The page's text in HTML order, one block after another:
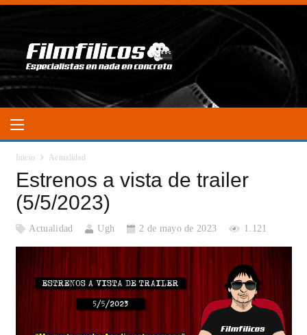
Inicio Actualidad
Estrenos a vista de trailer
(5/5/2023)
Actualidad Ugh 2 de mayo de 2023 1.121